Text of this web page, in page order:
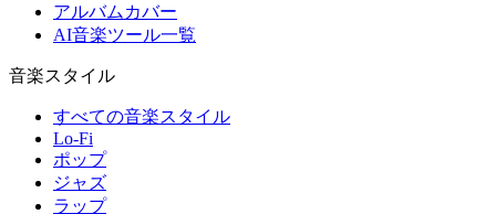
アルバムカバー
AI音楽ツール一覧
音楽スタイル
すべての音楽スタイル
Lo-Fi
ポップ
ジャズ
ラップ